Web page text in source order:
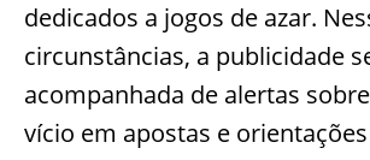
dedicados a jogos de azar.
circunstâncias, a publicidade
acompanhada de alertas
vício em apostas e